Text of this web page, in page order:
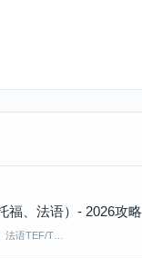
福、法语）- 2026攻略
法语TEF/T…